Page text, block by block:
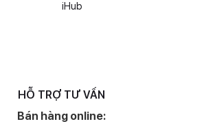
iHub
HỖ TRỢ TƯ VẤN
Bán hàng online: